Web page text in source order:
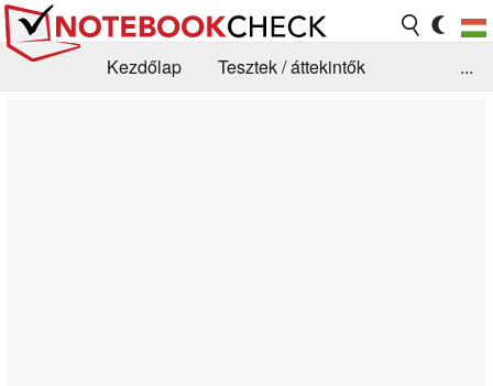
Kezdőlap
Tesztek / áttekintők
...